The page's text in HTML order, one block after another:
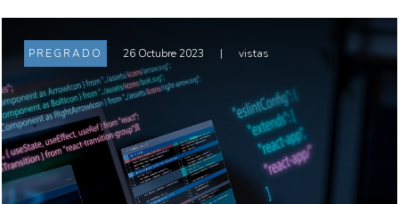
PREGRADO 26 Octubre 2023 | vistas